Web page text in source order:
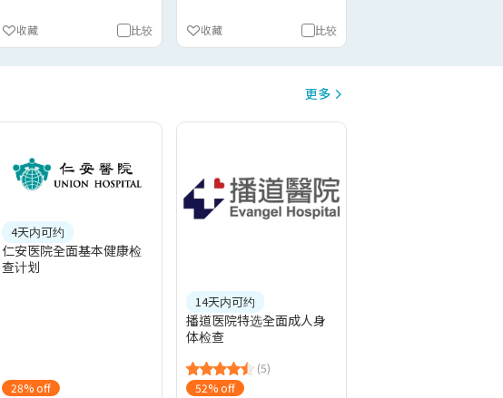
比较
收藏 比较
收藏
更多
4天内可约
仁安医院全面基本健康检
查计划
28% off
14天内可约
播道医院特选全面成人身
体检查
(5)
52% off